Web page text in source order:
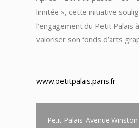
limitée », cette initiative
l’engagement du Petit Palais à
valoriser son fonds d’arts
www.petitpalais.paris.fr
Petit Palais. Avenue Winston